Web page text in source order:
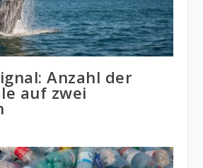
Anzahl der
auf zwei